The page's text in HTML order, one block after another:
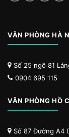
VĂN PHÒNG HÀ
Số 25 ngõ 81
0904 695 115
VĂN PHÒNG HỒ
Số 87 Đường A4